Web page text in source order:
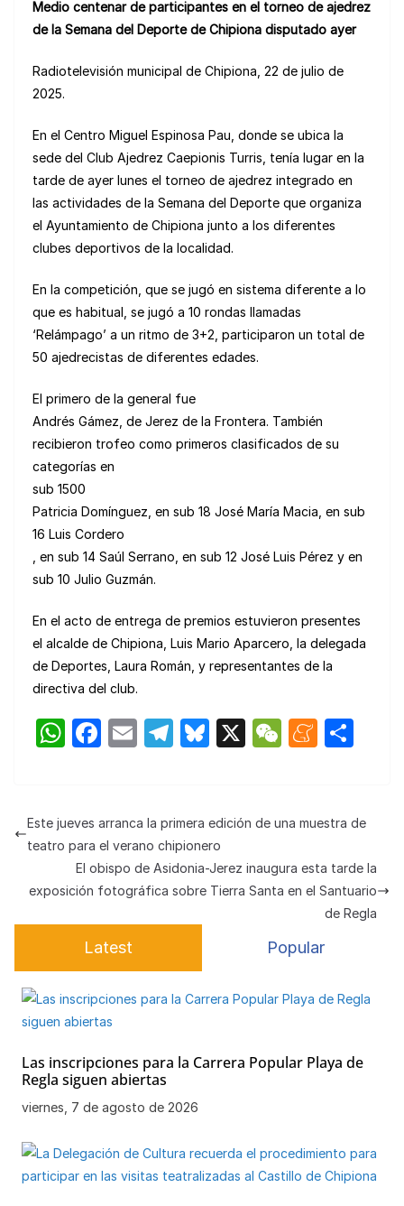
at
A
p
c
b
o
k
ail e
a
e
k
C
h
at
n
a
e
m
Medio centenar de participantes en el torneo de ajedrez
de la Semana del Deporte de Chipiona disputado ayer
Radiotelevisión municipal de Chipiona, 22 de julio de
2025.
En el Centro Miguel Espinosa Pau, donde se ubica la
sede del Club Ajedrez Caepionis Turris, tenía lugar en la
tarde de ayer lunes el torneo de ajedrez integrado en
las actividades de la Semana del Deporte que organiza
el Ayuntamiento de Chipiona junto a los diferentes
clubes deportivos de la localidad.
En la competición, que se jugó en sistema diferente a lo
que es habitual, se jugó a 10 rondas llamadas
‘Relámpago’ a un ritmo de 3+2, participaron un total de
50 ajedrecistas de diferentes edades.
El primero de la general fue
Andrés Gámez, de Jerez de la Frontera. También
recibieron trofeo como primeros clasificados de su
categorías en
sub 1500
Patricia Domínguez, en sub 18 José María Macia, en sub
16 Luis Cordero
, en sub 14 Saúl Serrano, en sub 12 José Luis Pérez y en
sub 10 Julio Guzmán.
En el acto de entrega de premios estuvieron presentes
el alcalde de Chipiona, Luis Mario Aparcero, la delegada
de Deportes, Laura Román, y representantes de la
directiva del club.
W
s
A
p
p
F
e
b
o
o
k
E
T
gr
a
m
Bl
s
k
y
X
W
h
M
e
m
e
p
tir
Este jueves arranca la primera edición de una muestra de
teatro para el verano chipionero
El obispo de Asidonia-Jerez inaugura esta tarde la
exposición fotográfica sobre Tierra Santa en el Santuario
de Regla
Latest Popular
Las inscripciones para la Carrera Popular Playa de
Regla siguen abiertas
viernes, 7 de agosto de 2026